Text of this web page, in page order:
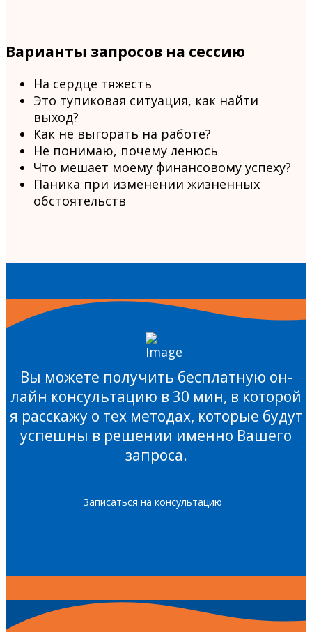
Варианты запросов на сессию
На сердце тяжесть
Это тупиковая ситуация, как найти
выход?
Как не выгорать на работе?
Не понимаю, почему ленюсь
Что мешает моему финансовому успеху?
Паника при изменении жизненных
обстоятельств
Вы можете получить бесплатную он-
лайн консультацию в 30 мин, в которой
я расскажу о тех методах, которые будут
успешны в решении именно Вашего
запроса.
Записаться на консультацию